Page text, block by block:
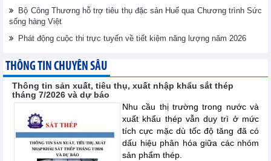
Bộ Công Thương hỗ trợ tiêu thụ đặc sản Huế qua Chương trình Sức
sống hàng Việt
Phát động cuộc thi trực tuyến về tiết kiệm năng lượng năm 2026
THÔNG TIN CHUYÊN SÂU
Thông tin sản xuất, tiêu thụ, xuất nhập khẩu sắt thép
tháng 7/2026 và dự báo
Nhu cầu thị trường trong nước và
xuất khẩu thép vẫn duy trì ở mức
tích cực mặc dù tốc độ tăng đã có
dấu hiệu phân hóa giữa các nhóm
sản phẩm thép.